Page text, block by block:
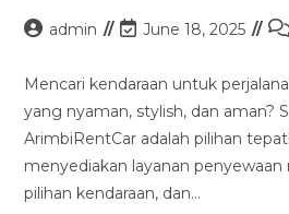
Postadmin
Post
modified:
June 18, 2025
Mencari kendaraan untuk
yang nyaman, stylish, dan aman?
ArimbiRentCar adalah pilihan
menyediakan layanan
pilihan kendaraan, dan…